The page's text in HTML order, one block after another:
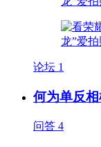
论坛 1
何为单反
问答 4